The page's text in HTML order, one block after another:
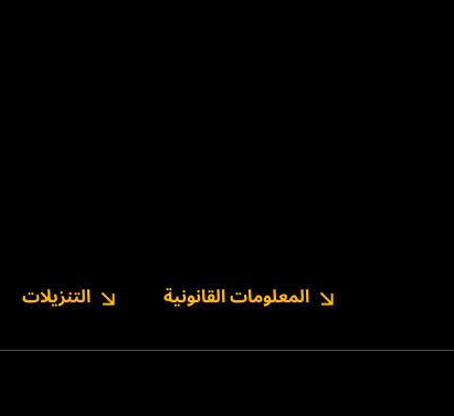
التنزيلات المعلومات القانونية